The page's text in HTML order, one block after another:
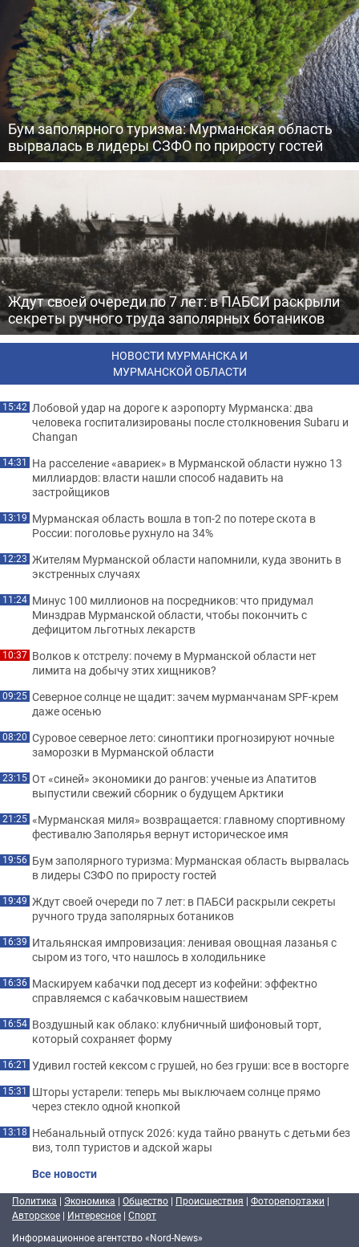
Бум заполярного туризма: Мурманская область
вырвалась в лидеры СЗФО по приросту гостей
Ждут своей очереди по 7 лет: в ПАБСИ раскрыли
секреты ручного труда заполярных ботаников
НОВОСТИ МУРМАНСКА И
МУРМАНСКОЙ ОБЛАСТИ
15:42 Лобовой удар на дороге к аэропорту Мурманска: два
человека госпитализированы после столкновения Subaru и
Changan
14:31 На расселение «авариек» в Мурманской области нужно 13
миллиардов: власти нашли способ надавить на
застройщиков
13:19 Мурманская область вошла в топ-2 по потере скота в
России: поголовье рухнуло на 34%
12:23 Жителям Мурманской области напомнили, куда звонить в
экстренных случаях
11:24 Минус 100 миллионов на посредников: что придумал
Минздрав Мурманской области, чтобы покончить с
дефицитом льготных лекарств
10:37 Волков к отстрелу: почему в Мурманской области нет
лимита на добычу этих хищников?
09:25 Северное солнце не щадит: зачем мурманчанам SPF-крем
даже осенью
08:20 Суровое северное лето: синоптики прогнозируют ночные
заморозки в Мурманской области
23:15 От «синей» экономики до рангов: ученые из Апатитов
выпустили свежий сборник о будущем Арктики
21:25 «Мурманская миля» возвращается: главному спортивному
фестивалю Заполярья вернут историческое имя
19:56 Бум заполярного туризма: Мурманская область вырвалась
в лидеры СЗФО по приросту гостей
19:49 Ждут своей очереди по 7 лет: в ПАБСИ раскрыли секреты
ручного труда заполярных ботаников
16:39 Итальянская импровизация: ленивая овощная лазанья с
сыром из того, что нашлось в холодильнике
16:36 Маскируем кабачки под десерт из кофейни: эффектно
справляемся с кабачковым нашествием
16:54 Воздушный как облако: клубничный шифоновый торт,
который сохраняет форму
16:21 Удивил гостей кексом с грушей, но без груши: все в восторге
15:31 Шторы устарели: теперь мы выключаем солнце прямо
через стекло одной кнопкой
13:18 Небанальный отпуск 2026: куда тайно рвануть с детьми без
виз, толп туристов и адской жары
Все новости
Политика | Экономика | Общество | Происшествия | Фоторепортажи |
Авторское | Интересное | Спорт
Информационное агентство «Nord-News»